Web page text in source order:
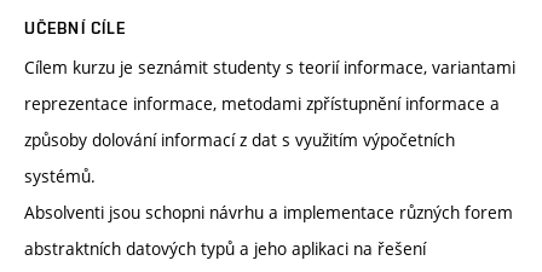
UČEBNÍ CÍLE
Cílem kurzu je seznámit studenty s teorií informace, variantami
reprezentace informace, metodami zpřístupnění informace a
způsoby dolování informací z dat s využitím výpočetních
systémů.
Absolventi jsou schopni návrhu a implementace různých forem
abstraktních datových typů a jeho aplikaci na řešení